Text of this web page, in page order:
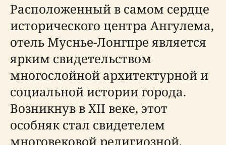
Расположенный в самом сердце
исторического центра Ангулема,
отель Муснье-Лонгпре является
ярким свидетельством
многослойной архитектурной и
социальной истории города.
Возникнув в XII веке, этот
особняк стал свидетелем
многовековой религиозной,